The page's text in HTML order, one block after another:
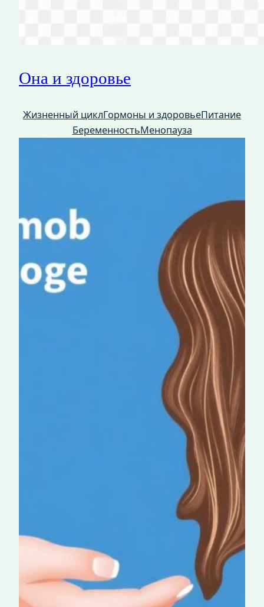
Она и здоровье
Жизненный циклГормоны и здоровьеПитание
БеременностьМенопауза